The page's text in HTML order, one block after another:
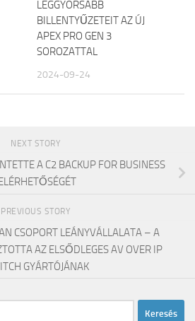
LEGGYORSABB
BILLENTYŰZETEIT AZ ÚJ
APEX PRO GEN 3
SOROZATTAL
2024-09-24
NEXT STORY
A C2 BACKUP FOR BUSINESS
PREVIOUS STORY
CSOPORT LEÁNYVÁLLALATA – A
AZ ELSŐDLEGES AV OVER IP
GYÁRTÓJÁNAK